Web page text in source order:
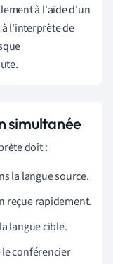
à l'aide d'un
l'interprète de
simultanée
doit :
la langue source.
reçue rapidement.
langue cible.
conférencier